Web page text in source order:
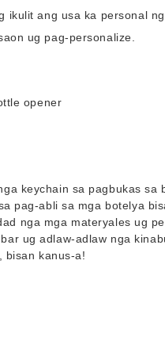
ikulit ang usa ka personal
ug pag-personalize.
keychain sa pagbukas
pag-abli sa mga botelya
nga mga materyales ug
ug adlaw-adlaw nga
bisan kanus-a!